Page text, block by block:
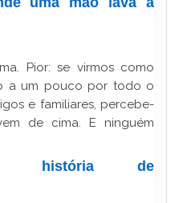
Pior: se virmos como
a um pouco por todo o
e familiares, percebe-
de cima. E ninguém
história de